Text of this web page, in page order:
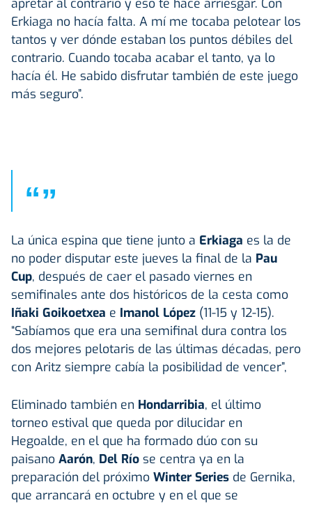
Erkiaga no hacía falta. A mí me tocaba pelotear los
tantos y ver dónde estaban los puntos débiles del
contrario. Cuando tocaba acabar el tanto, ya lo
hacía él. He sabido disfrutar también de este juego
más seguro”.
“”
La única espina que tiene junto a Erkiaga es la de
no poder disputar este jueves la final de la Pau
Cup, después de caer el pasado viernes en
semifinales ante dos históricos de la cesta como
Iñaki Goikoetxea e Imanol López (11-15 y 12-15).
“Sabíamos que era una semifinal dura contra los
dos mejores pelotaris de las últimas décadas, pero
con Aritz siempre cabía la posibilidad de vencer”,
Eliminado también en Hondarribia, el último
torneo estival que queda por dilucidar en
Hegoalde, en el que ha formado dúo con su
paisano Aarón, Del Río se centra ya en la
preparación del próximo Winter Series de Gernika,
que arrancará en octubre y en el que se